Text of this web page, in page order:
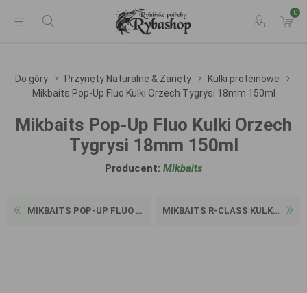
0
Do góry Przynęty Naturalne & Zanęty
Kulki proteinowe
Mikbaits Pop-Up Fluo Kulki Orzech Tygrysi 18mm 150ml
Mikbaits Pop-Up Fluo Kulki Orzech
Tygrysi 18mm 150ml
Producent: Mikbaits
MIKBAITS POP-UP FLUO KULKI ... MIKBAITS R-CLASS KULKI KRYL...